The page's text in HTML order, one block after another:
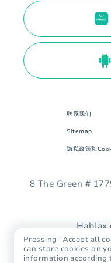
联系我们
Sitemap
隐私政策和
8 The Green #
Pressing "Accept all
can store cookies on
information